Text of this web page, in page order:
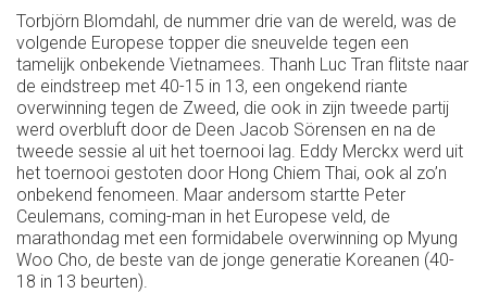
Torbjörn Blomdahl, de nummer drie van de wereld, was de
volgende Europese topper die sneuvelde tegen een
tamelijk onbekende Vietnamees. Thanh Luc Tran flitste naar
de eindstreep met 40-15 in 13, een ongekend riante
overwinning tegen de Zweed, die ook in zijn tweede partij
werd overbluft door de Deen Jacob Sörensen en na de
tweede sessie al uit het toernooi lag. Eddy Merckx werd uit
het toernooi gestoten door Hong Chiem Thai, ook al zo’n
onbekend fenomeen. Maar andersom startte Peter
Ceulemans, coming-man in het Europese veld, de
marathondag met een formidabele overwinning op Myung
Woo Cho, de beste van de jonge generatie Koreanen (40-
18 in 13 beurten).